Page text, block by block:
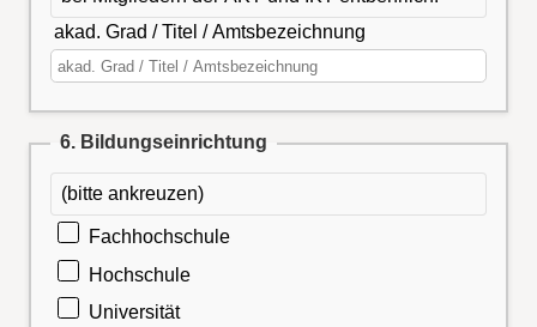
akad. Grad / Titel / Amtsbezeichnung
6. Bildungseinrichtung
(bitte ankreuzen)
Fachhochschule
Hochschule
Universität